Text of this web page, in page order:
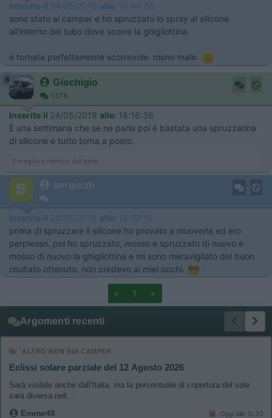
Inserito il 24/05/2019 alle: 16:44:06
sono stato al camper e ho spruzzato lo spray al silicone
all'interno del tubo dove scorre la ghigliottina.
è tornata perfettamente scorrevole. meno male.
8 Giochigio
1378
Inserito il 24/05/2019 alle: 18:16:36
È una settimana che se ne parla poi è bastata una spruzzatina
di silicone e tutto torna a posto.
Il meglio è nemico del bene
sergiozh
Inserito il 24/05/2019 alle: 18:22:19
prima di spruzzare il silicone ho provato a muoverla ed ero
perplesso. poi ho spruzzato, mosso e spruzzato di nuovo e
mosso di nuovo la ghigliottina e mi sono meravigliato del buon
risultato ottenuto. non credevo ai miei occhi.
< 1 >
Argomenti recenti
ALTRO NON SUI CAMPER
Eclissi solare parziale del 12 Agosto 2026
Sarà visibile anche dall'Italia, ma la percentuale di copertura del sole
sarà diversa nell...
Emme48 Oggi alle 11:23